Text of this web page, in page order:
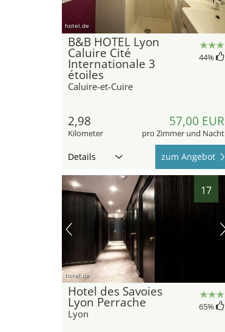
hotel.de
B&B HOTEL Lyon
Caluire Cité
Internationale 3
étoiles
Caluire-et-Cuire
44%
2,98
Kilometer
57,00 EUR
pro Zimmer und Nacht
Details zum Angebot
17
hotel.de
Hotel des Savoies
Lyon Perrache
Lyon
65%